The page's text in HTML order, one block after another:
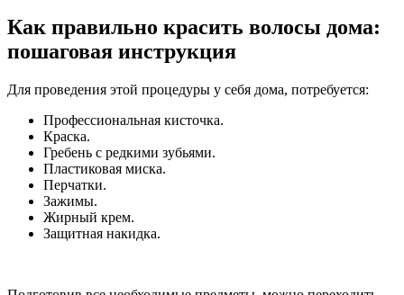
Как правильно красить волосы дома:
пошаговая инструкция
Для проведения этой процедуры у себя дома, потребуется:
Профессиональная кисточка.
Краска.
Гребень с редкими зубьями.
Пластиковая миска.
Перчатки.
Зажимы.
Жирный крем.
Защитная накидка.